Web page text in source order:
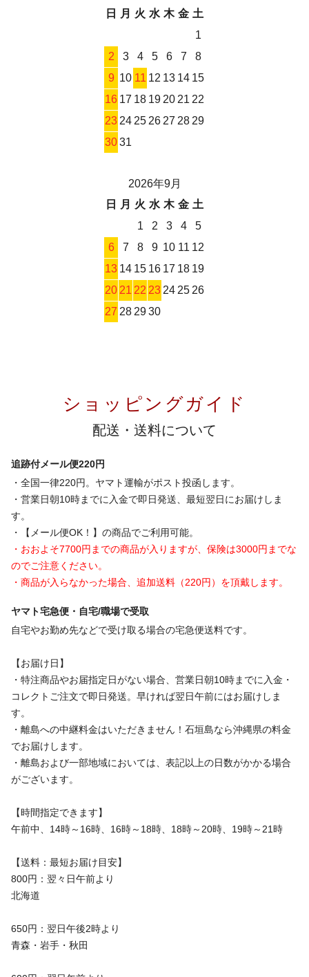
日
月 火 水 木 金 土
1
2
3 4 5 6 7
8
9 10 11 12 13 14 15
16 17 18 19202122
2324252627 2829
3031
2026年9月
日
月 火 水 木 金 土
1
2 3 4
5
6
7 8 9 10 11 12
13 14 15 16 17 18 19
2021 22 23242526
27 282930
ショッピングガイド
配送・送料について
追跡付メール便220円
・全国一律220円。ヤマト運輸がポスト投函します。
・営業日朝10時までに入金で即日発送、最短翌日にお届けしま
す。
・【メール便OK！】の商品でご利用可能。
・おおよそ7700円までの商品が入りますが、保険は3000円までな
のでご注意ください。
・商品が入らなかった場合、追加送料（220円）を頂戴します。
ヤマト宅急便・自宅/職場で受取
自宅やお勤め先などで受け取る場合の宅急便送料です。
【お届け日】
・特注商品やお届指定日がない場合、営業日朝10時までに入金・
コレクトご注文で即日発送。早ければ翌日午前にはお届けしま
す。
・離島への中継料金はいただきません！石垣島なら沖縄県の料金
でお届けします。
・離島および一部地域においては、表記以上の日数がかかる場合
がございます。
【時間指定できます】
午前中、14時～16時、16時～18時、18時～20時、19時～21時
【送料：最短お届け目安】
800円：翌々日午前より
北海道
650円：翌日午後2時より
青森・岩手・秋田